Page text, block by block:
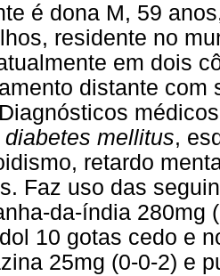
é dona M, 59
residente no
em dois
distante com
diabetes mellitus,
retardo
Faz uso das
da-índia 280mg
10 gotas cedo e
25mg (0-0-2) e